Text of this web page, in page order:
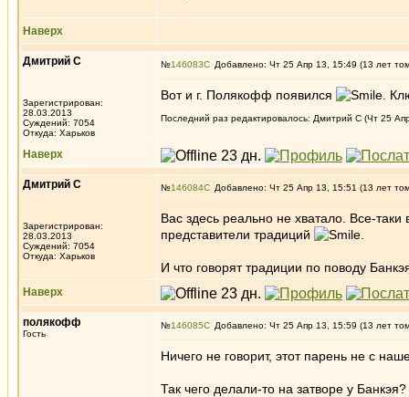
Наверх
Дмитрий С
Зарегистрирован:
28.03.2013
Суждений: 7054
Откуда: Харьков
№146083 Добавлено: Чт 25 Апр 13, 15:49 (13 лет
Вот и г. Полякофф появился .
Последний раз редактировалось: Дмитрий С (Чт 25
Наверх
Дмитрий С
Зарегистрирован:
28.03.2013
Суждений: 7054
Откуда: Харьков
№146084 Добавлено: Чт 25 Апр 13, 15:51 (13 лет
Вас здесь реально не хватало. Все-
представители традиций
И что говорят традиции по поводу
Наверх
полякофф
Гость
№146085 Добавлено: Чт 25 Апр 13, 15:59 (13 лет
Ничего не говорит, этот парень не с
Так чего делали-то на затворе у Банкэя?